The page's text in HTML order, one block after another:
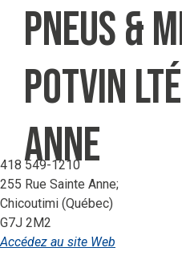
Pneus &
Potvin
Anne
418 549-1210
255 Rue Sainte Anne;
Chicoutimi (Québec)
G7J 2M2
Accédez au site Web